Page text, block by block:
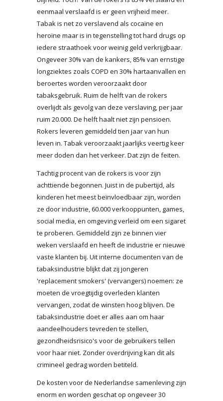
eenmaal verslaafd is er geen vrijheid meer.
Tabak is net zo verslavend als cocaïne en
heroïne maar is in tegenstelling tot hard drugs op
iedere straathoek voor weinig geld verkrijgbaar.
Ongeveer 30% van de kankers, 85% van ernstige
longziektes zoals COPD en 30% hartaanvallen en
beroertes worden veroorzaakt door
tabaksgebruik. Ruim de helft van de rokers
overlijdt als gevolg van deze verslaving, per jaar
ruim 20.000. De helft haalt niet zijn pensioen.
Rokers leveren gemiddeld tien jaar van hun
leven in. Tabak veroorzaakt jaarlijks veertig keer
meer doden dan het verkeer. Dat zijn de feiten.
Tachtig procent van de rokers is voor zijn
achttiende begonnen. Juist in de pubertijd, als
kinderen het meest beïnvloedbaar zijn, worden
ze door industrie, 60.000 verkooppunten, games,
social media, en omgeving verleid om een sigaret
te proberen. Gemiddeld zijn ze binnen vier
weken verslaafd en heeft de industrie er nieuwe
vaste klanten bij. Uit interne documenten van de
tabaksindustrie blijkt dat zij jongeren
'replacement smokers' (vervangers) noemen: ze
moeten de vroegtijdig overleden klanten
vervangen, zodat de winsten hoog blijven. De
tabaksindustrie doet er alles aan om haar
aandeelhouders tevreden te stellen,
gezondheidsrisico's voor de gebruikers tellen
voor haar niet. Zonder overdrijving kan dit als
crimineel gedrag worden betiteld.
De kosten voor de Nederlandse samenleving zijn
enorm en worden geschat op ongeveer 30